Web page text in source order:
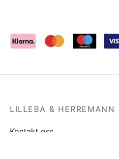
LILLEBA & HERREMANN
Kontakt oss